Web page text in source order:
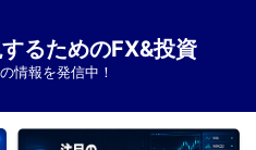
るためのFX&投資
情報を発信中！